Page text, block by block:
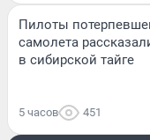
Пилоты
самолета
в сибирской тайге
5 часов 451
КРИМИНАЛ